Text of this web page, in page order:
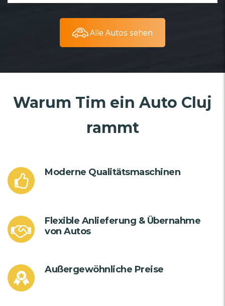
Alle Autos sehen
Warum Tim ein Auto Cluj
rammt
Moderne Qualitätsmaschinen
Flexible Anlieferung & Übernahme
von Autos
Außergewöhnliche Preise